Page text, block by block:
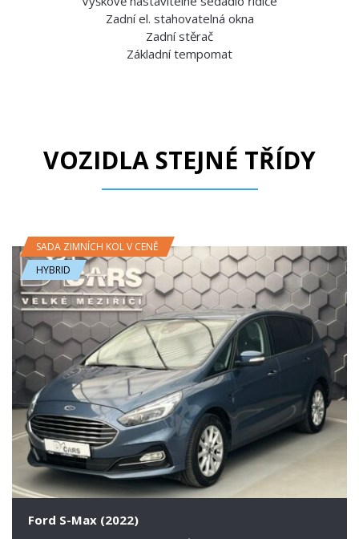
Zadní el. stahovatelná okna
Zadní stěrač
Základní tempomat
VOZIDLA STEJNÉ TŘÍDY
SADA ZIMNÍCH KOL V CENĚ
HYBRID
Ford S-Max (2022)